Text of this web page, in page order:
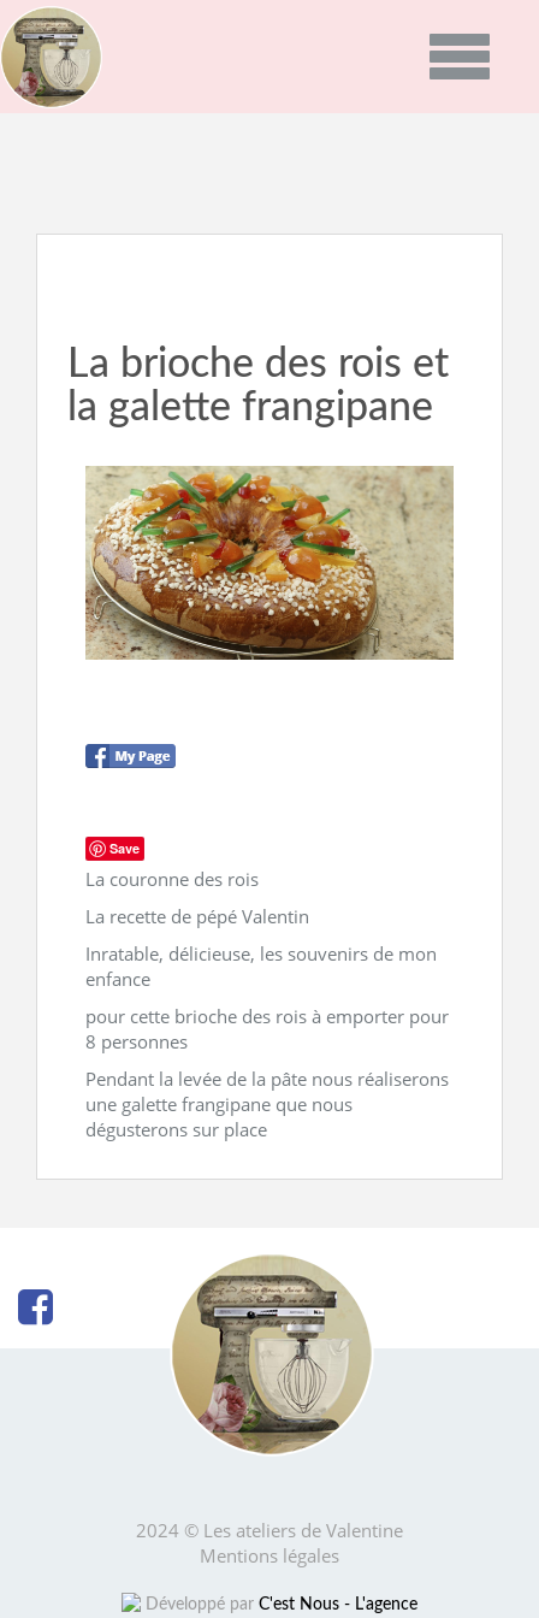
Toggle
RECETTES
NEWS
INFOS DU MOMENT
BON CADEAU
CONTACT
La brioche des rois et
la galette frangipane
Save
La couronne des rois
La recette de pépé Valentin
Inratable, délicieuse, les souvenirs de mon
enfance
pour cette brioche des rois à emporter pour
8 personnes
Pendant la levée de la pâte nous réaliserons
une galette frangipane que nous
dégusterons sur place
2024 © Les ateliers de Valentine
Mentions légales
Développé par C'est Nous - L'agence